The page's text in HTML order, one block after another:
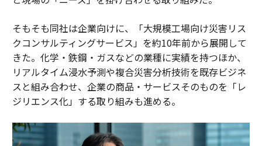
そもそも同社は企業向けに、「大規模工場向け災害リス
クコンサルティングサービス」を約10年前から展開して
きた。化学・鉄鋼・ガスなどの業種に実績を持つほか、
リアルタイム浸水予測や複合災害分析技術を既存ビジネ
スと組み合わせ、企業の商品・サービスそのものを「レ
ジリエンス化」する取り組みも進める。